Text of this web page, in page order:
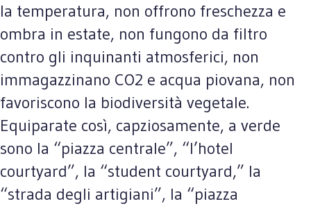
la temperatura, non offrono freschezza e
ombra in estate, non fungono da filtro
contro gli inquinanti atmosferici, non
immagazzinano CO2 e acqua piovana, non
favoriscono la biodiversità vegetale.
Equiparate così, capziosamente, a verde
sono la “piazza centrale”, “l’hotel
courtyard”, la “student courtyard,” la
“strada degli artigiani”, la “piazza